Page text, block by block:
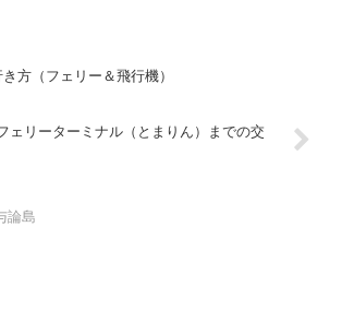
方（フェリー＆飛行機）
ェリーターミナル（とまりん）までの交
論島